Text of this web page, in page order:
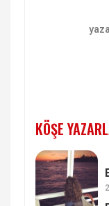
KÖŞE